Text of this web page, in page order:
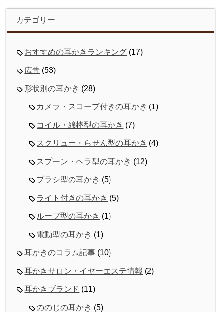
カテゴリー
おすすめの耳かきランキング (17)
広告 (53)
形状別の耳かき (28)
カメラ・スコープ付きの耳かき (1)
コイル・綿棒型の耳かき (7)
スクリュー・らせん型の耳かき (4)
スプーン・ヘラ型の耳かき (12)
ブラシ型の耳かき (5)
ライト付きの耳かき (5)
ループ型の耳かき (1)
電動型の耳かき (1)
耳かきのコラム記事 (10)
耳かきサロン・イヤーエステ情報 (2)
耳かきブランド (11)
ののじの耳かき (5)